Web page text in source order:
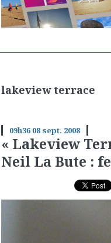
lakeview terrace
09h36 08 sept. 2008
« Lakeview
Neil La Bute :